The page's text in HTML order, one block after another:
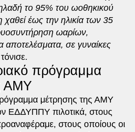
το 95% του ωοθηκικού
έως την ηλικία των 35
ωαρίων,
αποτελέσματα, σε γυναίκες
πρόγραμμα
ΑΜΥ
μέτρησης της ΑΜΥ
ΕΔΔΥΠΠΥ πιλοτικά, στους
στους οποίους οι